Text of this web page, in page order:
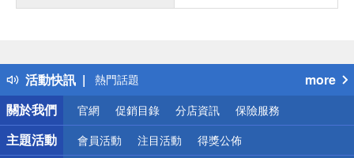
活動快訊
得獎公告
熱門話題
銀行優惠
偏遠地區配送
詐騙網頁！請小心！
more
關於我們
官網 促銷目錄 分店資訊 保險服務
主題活動 會員活動 注目活動 得獎公佈